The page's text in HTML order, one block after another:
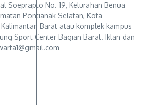
Soeprapto No. 19, Kelurahan Benua
Pontianak Selatan, Kota
Barat atau komplek kampus
Sport Center Bagian Barat. Iklan dan